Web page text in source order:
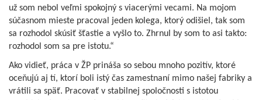
už som nebol veľmi spokojný s viacerými vecami. Na mojom
súčasnom mieste pracoval jeden kolega, ktorý odišiel, tak som
sa rozhodol skúsiť šťastie a vyšlo to. Zhrnul by som to asi takto:
rozhodol som sa pre istotu.“
Ako vidieť, práca v ŽP prináša so sebou mnoho pozitív, ktoré
oceňujú aj tí, ktorí boli istý čas zamestnaní mimo našej fabriky a
vrátili sa späť. Pracovať v stabilnej spoločnosti s istotou